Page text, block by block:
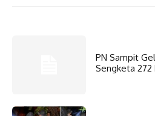
PN Sampit
Sengketa 272